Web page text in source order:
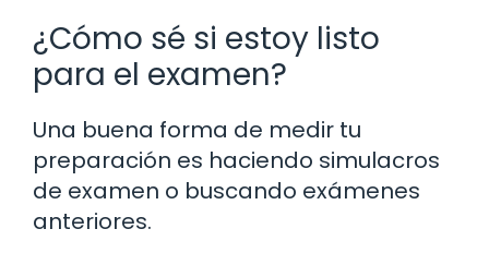
¿Cómo sé si estoy listo
para el examen?
Una buena forma de medir tu
preparación es haciendo simulacros
de examen o buscando exámenes
anteriores.